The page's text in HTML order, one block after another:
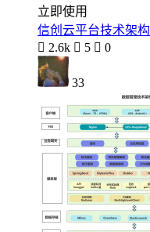
立即使用
信创云平台技术架构
 2.6k  5  0
33